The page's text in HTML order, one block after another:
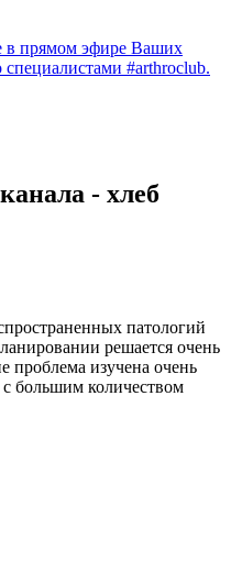
в прямом эфире Ваших
#arthroclub.
- хлеб
патологий
решается очень
проблема изучена очень
большим количеством